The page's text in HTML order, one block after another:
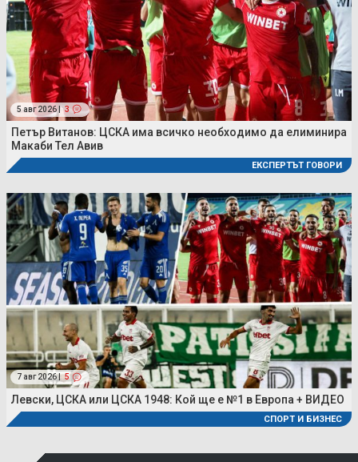
5 авг 2026 | 3
Петър Витанов: ЦСКА има всичко необходимо да елиминира
Макаби Тел Авив
ЕКСПЕРТЪТ ГОВОРИ
7 авг 2026 | 5
Левски, ЦСКА или ЦСКА 1948: Кой ще е №1 в Европа + ВИДЕО
СПОРТ И БИЗНЕС